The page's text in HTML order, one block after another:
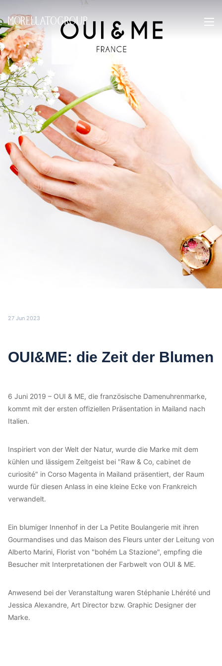
27 Jun 2023
OUI&ME: die Zeit der Blumen
6 Juni 2019 – OUI & ME, die französische Damenuhrenmarke,
kommt mit der ersten offiziellen Präsentation in Mailand nach
Italien.
Inspiriert von der Welt der Natur, wurde die Marke mit dem
kühlen und lässigem Zeitgeist bei "Raw & Co, cabinet de
curiosité" in Corso Magenta in Mailand präsentiert, der Raum
wurde für diesen Anlass in eine kleine Ecke von Frankreich
verwandelt.
Ein blumiger Innenhof in der La Petite Boulangerie mit ihren
Gourmandises und das Maison des Fleurs unter der Leitung von
Alberto Marini, Florist von "bohém La Stazione", empfing die
Besucher mit Interpretationen der Farbwelt von OUI & ME.
Anwesend bei der Veranstaltung waren Stéphanie Lhérété und
Jessica Alexandre, Art Director bzw. Graphic Designer der
Marke.